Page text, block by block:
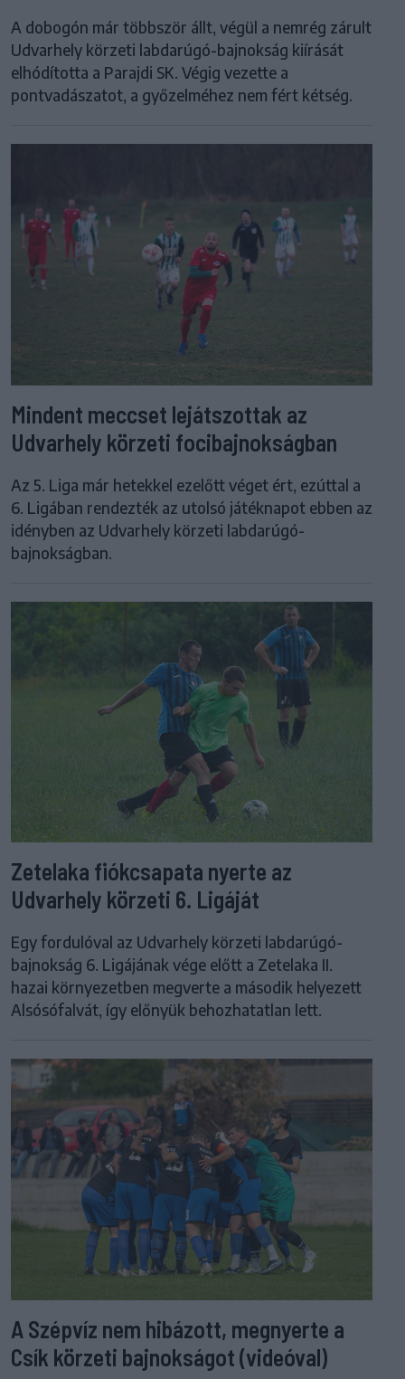
A dobogón már többször állt, végül a nemrég zárult
Udvarhely körzeti labdarúgó-bajnokság kiírását
elhódította a Parajdi SK. Végig vezette a
pontvadászatot, a győzelméhez nem fért kétség.
Mindent meccset lejátszottak az
Udvarhely körzeti focibajnokságban
Az 5. Liga már hetekkel ezelőtt véget ért, ezúttal a
6. Ligában rendezték az utolsó játéknapot ebben az
idényben az Udvarhely körzeti labdarúgó-
bajnokságban.
Zetelaka fiókcsapata nyerte az
Udvarhely körzeti 6. Ligáját
Egy fordulóval az Udvarhely körzeti labdarúgó-
bajnokság 6. Ligájának vége előtt a Zetelaka II.
hazai környezetben megverte a második helyezett
Alsósófalvát, így előnyük behozhatatlan lett.
A Szépvíz nem hibázott, megnyerte a
Csík körzeti bajnokságot (videóval)